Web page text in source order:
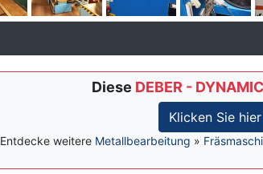
Diese DEBER -
Klicken Sie
Entdecke weitere Metallbearbeitung »